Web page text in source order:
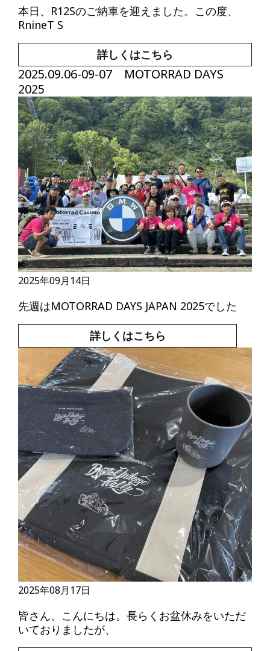
本日、R12Sのご納車を迎えました。この度、
RnineT S
詳しくはこちら
2025.09.06-09-07 MOTORRAD DAYS
2025
先週はMOTORRAD DAYS JAPAN 2025でした
2025年09月14日
詳しくはこちら
皆さん、こんにちは。長らくお盆休みをいただ
いておりましたが、
2025年08月17日